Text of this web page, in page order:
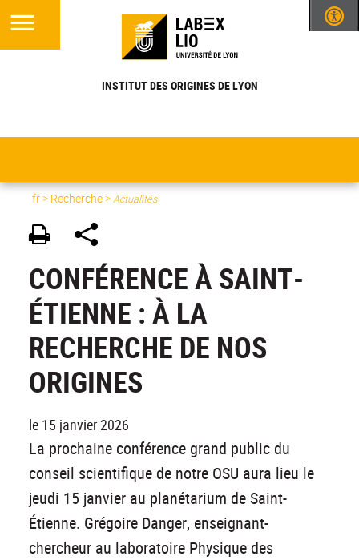
INSTITUT DES ORIGINES DE LYON
fr > Recherche>Actualités
CONFÉRENCE À SAINT-
ÉTIENNE : À LA
RECHERCHE DE NOS
ORIGINES
le 15 janvier 2026
La prochaine conférence grand public du
conseil scientifique de notre OSU aura lieu le
jeudi 15 janvier au planétarium de Saint-
Étienne. Grégoire Danger, enseignant-
chercheur au laboratoire Physique des